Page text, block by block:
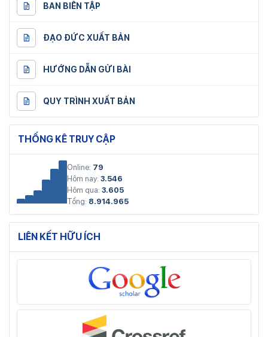
BAN BIÊN TẬP
ĐẠO ĐỨC XUẤT BẢN
HƯỚNG DẪN GỬI BÀI
QUY TRÌNH XUẤT BẢN
THỐNG KÊ TRUY CẬP
Online: 79
Hôm nay: 3.546
Hôm qua: 3.605
Tổng: 8.914.965
LIÊN KẾT HỮU ÍCH